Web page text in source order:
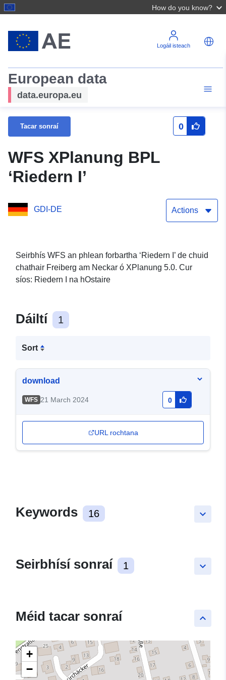
How do you know?
Logáil isteach
European data
data.europa.eu
Tacar sonraí 0
WFS XPlanung BPL
‘Riedern I’
GDI-DE Actions
Seirbhís WFS an phlean forbartha ‘Riedern I’ de chuid
chathair Freiberg am Neckar ó XPlanung 5.0. Cur
síos: Riedern I na hOstaire
Dáiltí 1
Sort
download
WFS 21 March 2024 0
URL rochtana
keyboard_arrow_down
Keywords 16
keyboard_arrow_down
Seirbhísí sonraí 1
keyboard_arrow_up
Méid tacar sonraí
+
−